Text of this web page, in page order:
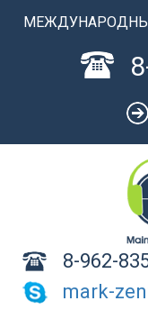
8-962-
mark-